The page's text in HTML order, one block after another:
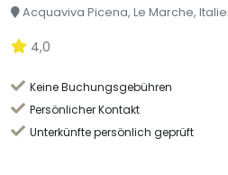
Acquaviva Picena, Le Marche,
4,0
Keine Buchungsgebühren
Persönlicher Kontakt
Unterkünfte persönlich geprüft